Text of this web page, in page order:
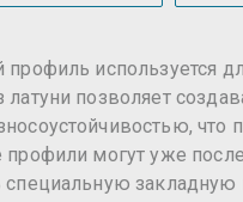
используется
латуни позволяет
что
профили могут уже
специальную